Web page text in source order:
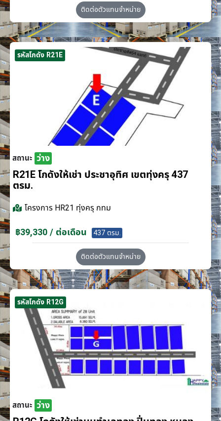
ติดต่อตัวแทนจำหน่าย
รหัสโกดัง R21E
สถานะ ว่าง
R21E โกดังให้เช่า ประชาอุทิศ เขตทุ่งครุ 437
ตรม.
โครงการ HR21 ทุ่งครุ กทม
฿39,330 / ต่อเดือน 437 ตรม.
ติดต่อตัวแทนจำหน่าย
รหัสโกดัง R12G
สถานะ ว่าง